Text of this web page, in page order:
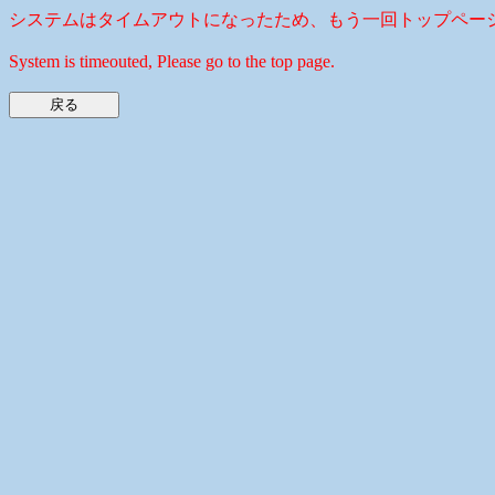
システムはタイムアウトになったため、もう一回トップペー
System is timeouted, Please go to the top page.